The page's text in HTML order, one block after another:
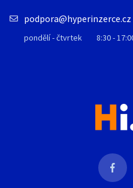
podpora@hyperinzerce.cz
pondělí - čtvrtek 8:30 -